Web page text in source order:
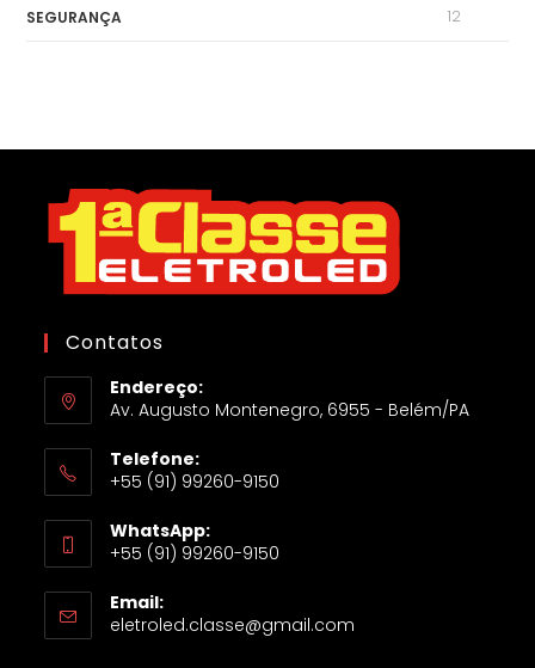
SEGURANÇA 12
Contatos
Endereço:
Av. Augusto Montenegro, 6955 - Belém/PA
Telefone:
+55 (91) 99260-9150
WhatsApp:
+55 (91) 99260-9150
Email:
eletroled.classe@gmail.com